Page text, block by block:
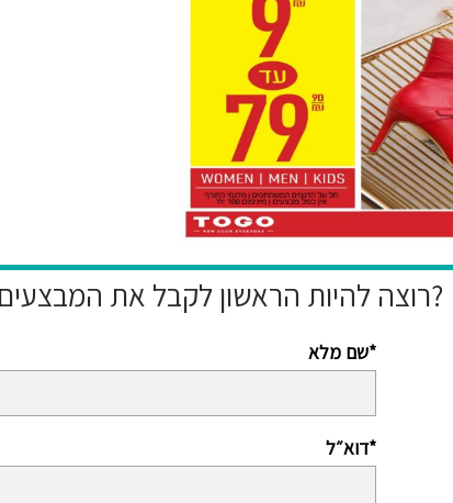
רוצה להיות הראשון לקבל את המבצעים הייחודיים שלנו?
שם מלא*
דוא״ל*